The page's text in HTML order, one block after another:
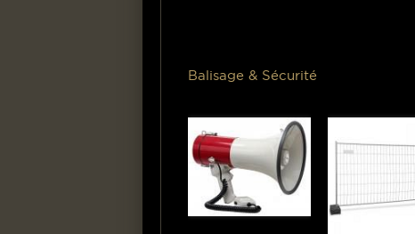
Balisage & Sécurité